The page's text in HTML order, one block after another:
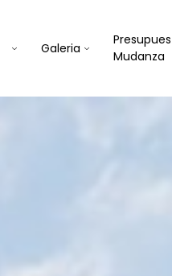
Galeria
Mudanza